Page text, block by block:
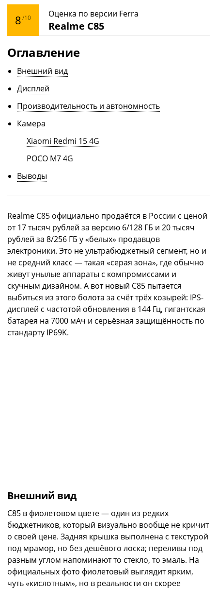
8/10 Оценка по версии Ferra
Realme C85
Оглавление
Внешний вид
Дисплей
Производительность и автономность
Камера
Xiaomi Redmi 15 4G
POCO M7 4G
Выводы
Realme C85 официально продаётся в России с ценой
от 17 тысяч рублей за версию 6/128 ГБ и 20 тысяч
рублей за 8/256 ГБ у «белых» продавцов
электроники. Это не ультрабюджетный сегмент, но и
не средний класс — такая «серая зона», где обычно
живут унылые аппараты с компромиссами и
скучным дизайном. А вот новый C85 пытается
выбиться из этого болота за счёт трёх козырей: IPS-
дисплей с частотой обновления в 144 Гц, гигантская
батарея на 7000 мАч и серьёзная защищённость по
стандарту IP69K.
Внешний вид
C85 в фиолетовом цвете — один из редких
бюджетников, который визуально вообще не кричит
о своей цене. Задняя крышка выполнена с текстурой
под мрамор, но без дешёвого лоска; переливы под
разным углом напоминают то стекло, то эмаль. На
официальных фото фиолетовый выглядит ярким,
чуть «кислотным», но в реальности он скорее